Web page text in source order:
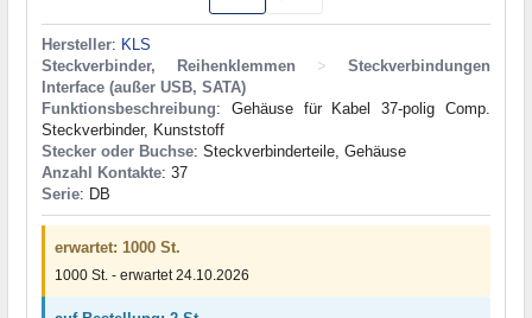
Hersteller: KLS
Steckverbinder, Reihenklemmen
>
Steckverbindungen
Interface (außer USB, SATA)
Funktionsbeschreibung: Gehäuse für Kabel 37-polig Comp.
Steckverbinder, Kunststoff
Stecker oder Buchse: Steckverbinderteile, Gehäuse
Anzahl Kontakte: 37
Serie: DB
erwartet: 1000 St.
1000 St. - erwartet 24.10.2026